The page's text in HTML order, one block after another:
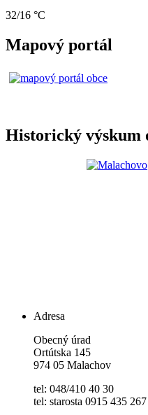
32/16 °C
Mapový portál
Historický výskum
Adresa
Obecný úrad
Ortútska 145
974 05 Malachov
tel: 048/410 40 30
tel: starosta 0915 435 267